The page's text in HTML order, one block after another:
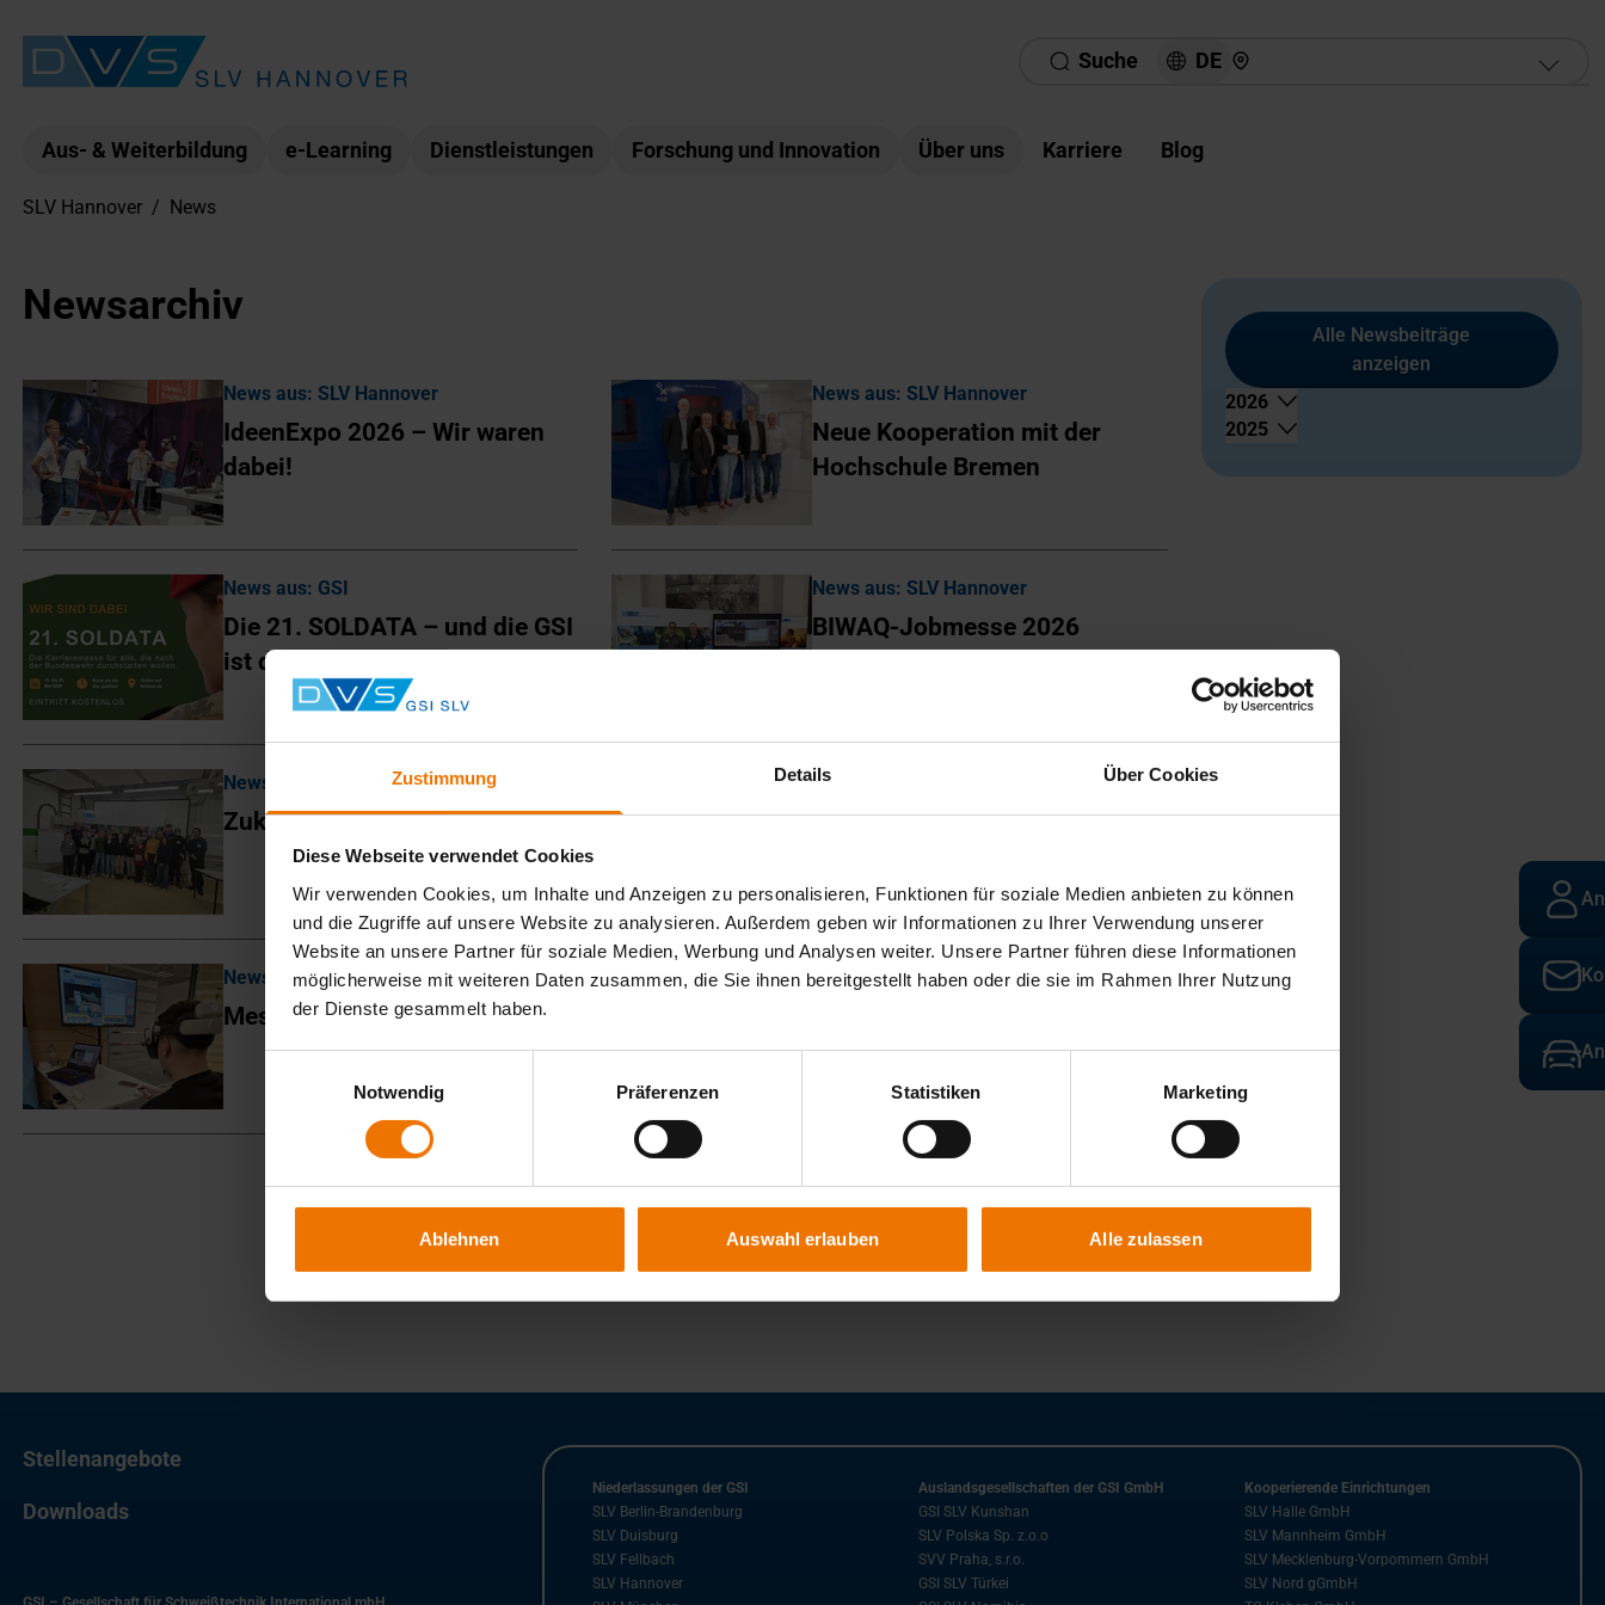
Zustimmung Details Über Cookies
Diese Webseite verwendet Cookies
Wir verwenden Cookies, um Inhalte und Anzeigen zu personalisieren, Funktionen für soziale Medien anbieten zu können
und die Zugriffe auf unsere Website zu analysieren. Außerdem geben wir Informationen zu Ihrer Verwendung unserer
Website an unsere Partner für soziale Medien, Werbung und Analysen weiter. Unsere Partner führen diese Informationen
möglicherweise mit weiteren Daten zusammen, die Sie ihnen bereitgestellt haben oder die sie im Rahmen Ihrer Nutzung
der Dienste gesammelt haben.
Notwendig
Präferenzen Statistiken Marketing
Ablehnen Auswahl erlauben Alle zulassen
Suche DE Hier finden Sie uns
Aus- & Weiterbildung e-Learning Dienstleistungen Forschung und Innovation Über uns Karriere Blog
SLV Hannover / News
Newsarchiv
News aus: SLV Hannover
IdeenExpo 2026 – Wir waren
dabei!
News aus: SLV Hannover
Neue Kooperation mit der
Hochschule Bremen
News aus: GSI
Die 21. SOLDATA – und die GSI
ist dabei
News aus: SLV Hannover
BIWAQ-Jobmesse 2026
News aus: SLV Hannover
Zukunftstag am 23. April 2026
News aus: GSI
Netzwerktagung des ZIM-
NUFESTRA
News aus: SLV Hannover
Messe „Zukunftsstarter“
News aus: SLV Hannover
enden erfolgreich
Alle Newsbeiträge
anzeigen
2026
2025
Stellenangebote
Downloads
Niederlassungen der GSI
SLV Berlin-Brandenburg
SLV Duisburg
SLV Fellbach
SLV Hannover
Auslandsgesellschaften der GSI GmbH
GSI SLV Kunshan
SLV Polska Sp. z.o.o
SVV Praha, s.r.o.
GSI SLV Türkei
Kooperierende Einrichtungen
SLV Halle GmbH
SLV Mannheim GmbH
SLV Mecklenburg-Vorpommern GmbH
SLV Nord gGmbH